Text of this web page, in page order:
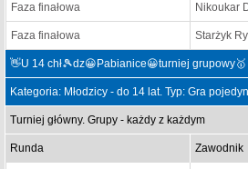
Faza finałowa Nikoukar
Faza finałowa Starżyk
👋U 14 chł🎾dz😀Pabianice😀turniej
Kategoria: Młodzicy - do 14 lat. Typ: Gra
Turniej główny. Grupy - każdy z każdym
Runda Zawodnik